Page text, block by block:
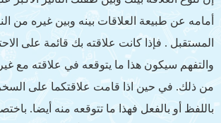
أمامه عن طبيعة العلاقات بينه وبين غيره من
المستقبل . فإذا كانت علاقته بك قائمة على
والتفهم سيكون هذا ما يتوقعه في علاقته مع
من ذلك. في حين اذا قامت علاقتكما على
باللفظ أو بالفعل فهذا ما تتوقعه منه أيضا.